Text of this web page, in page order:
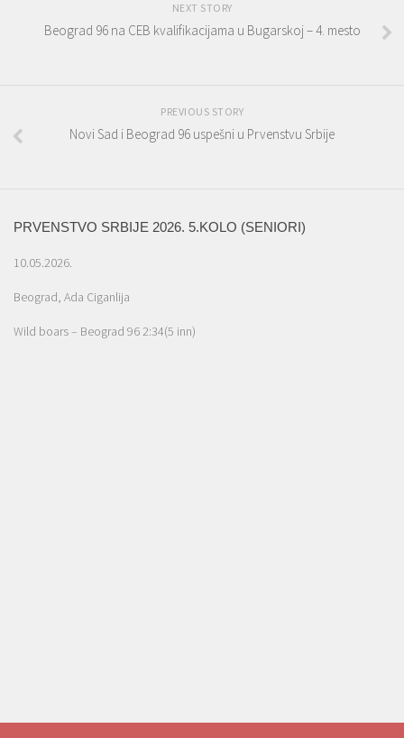
NEXT STORY
Beograd 96 na CEB kvalifikacijama u Bugarskoj – 4. mesto
PREVIOUS STORY
Novi Sad i Beograd 96 uspešni u Prvenstvu Srbije
PRVENSTVO SRBIJE 2026. 5.KOLO (SENIORI)
10.05.2026.
Beograd, Ada Ciganlija
Wild boars – Beograd 96 2:34(5 inn)